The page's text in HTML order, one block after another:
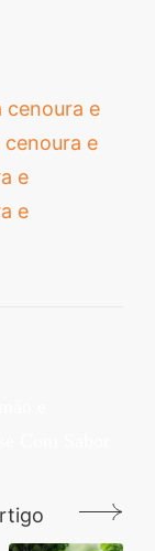
cenoura e
cenoura e
e
e